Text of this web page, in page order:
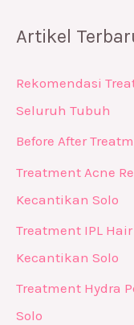
Artikel
Rekomendasi
Seluruh Tubuh
Before After
Treatment Acne
Kecantikan Solo
Treatment IPL
Kecantikan Solo
Treatment Hydra
Solo